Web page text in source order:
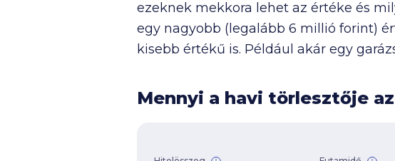
ezeknek mekkora lehet az értéke és
egy nagyobb (legalább 6 millió forint)
kisebb értékű is. Például akár egy
Mennyi a havi törlesztője